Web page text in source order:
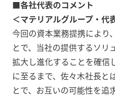
■各社代表のコメント
＜マテリアルグループ・代
今回の資本業務提携により
とで、当社の提供するソリ
拡大し進化することを確信
に至るまで、佐々木社長と
とで、お互いの可能性を追